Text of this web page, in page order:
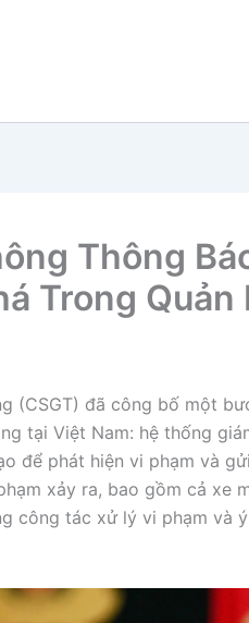
Thông
Trong Quản
(CSGT) đã công bố một
tại Việt Nam: hệ thống
để phát hiện vi phạm và
xảy ra, bao gồm cả xe
công tác xử lý vi phạm và